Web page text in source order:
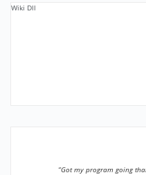
Wiki Dll
”Got my program going